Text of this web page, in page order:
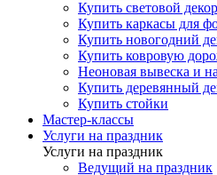
Купить световой декор
Купить каркасы для
Купить новогодний
Купить ковровую
Неоновая вывеска и
Купить деревянный
Купить стойки
Мастер-классы
Услуги на праздник
Услуги на праздник
Ведущий на праздник